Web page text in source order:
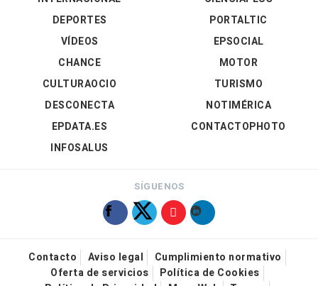
DEPORTES
VÍDEOS
PORTALTIC
EPSOCIAL
CHANCE
CULTURAOCIO
DESCONECTA
EPDATA.ES
INFOSALUS
MOTOR
TURISMO
NOTIMÉRICA
CONTACTOPHOTO
SÍGUENOS
Contacto Aviso legal
Cumplimiento normativo
Oferta de servicios
Política de Cookies